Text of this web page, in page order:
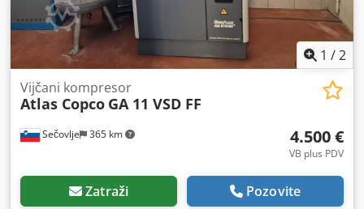
1 /2
Sečovlje 365 km
Vijčani kompresor
Atlas Copco GA 11 VSD FF
4.500 €
VB plus PDV
Zatraži Pozovite